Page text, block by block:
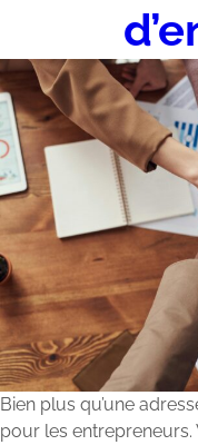
Bien plus qu’une
pour les